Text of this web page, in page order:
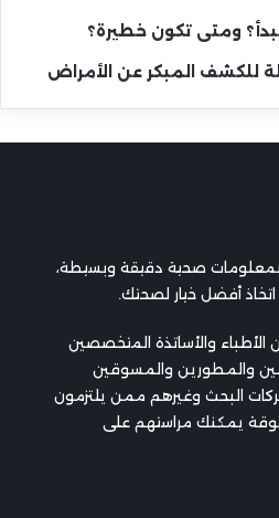
ومتى تكون خطيرة؟
للكشف المبكر عن الأمراض
صحية دقيقة وبسيطة،
أفضل خيار لصحتك.
والأساتذة المتخصصين
والمطورين والمسوقين
البحث وغيرهم ممن يلتزمون
يمكنك مراستهم على